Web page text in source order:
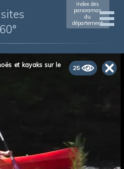
Index des
panoramas
du
département
25
et kayaks sur le